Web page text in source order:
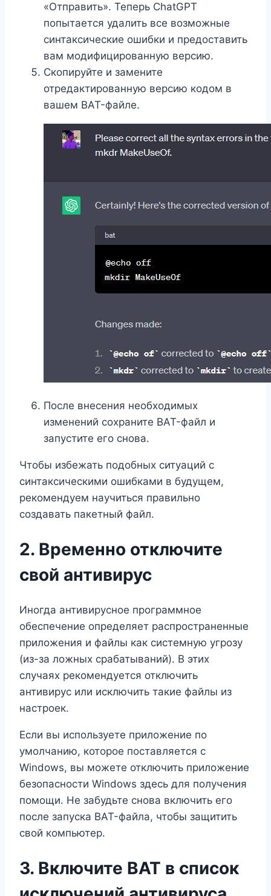
«Отправить». Теперь ChatGPT
попытается удалить все возможные
синтаксические ошибки и предоставить
вам модифицированную версию.
Скопируйте и замените
отредактированную версию кодом в
вашем BAT-файле.
После внесения необходимых
изменений сохраните BAT-файл и
запустите его снова.
Чтобы избежать подобных ситуаций с
синтаксическими ошибками в будущем,
рекомендуем научиться правильно
создавать пакетный файл.
2. Временно отключите
свой антивирус
Иногда антивирусное программное
обеспечение определяет распространенные
приложения и файлы как системную угрозу
(из-за ложных срабатываний). В этих
случаях рекомендуется отключить
антивирус или исключить такие файлы из
настроек.
Если вы используете приложение по
умолчанию, которое поставляется с
Windows, вы можете отключить приложение
безопасности Windows здесь для получения
помощи. Не забудьте снова включить его
после запуска BAT-файла, чтобы защитить
свой компьютер.
3. Включите BAT в список